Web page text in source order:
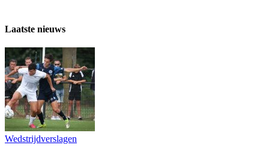
Laatste nieuws
Wedstrijdverslagen